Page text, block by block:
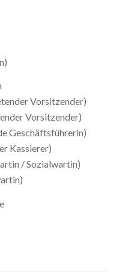
Vorsitzender)
Vorsitzender)
Geschäftsführerin)
Kassierer)
/ Sozialwartin)